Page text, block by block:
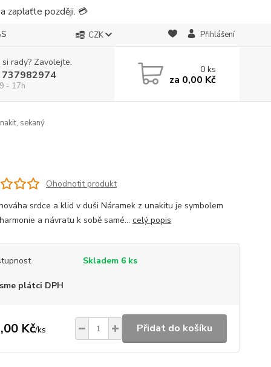
zaplaťte později. 💳
CZK Přihlášení
rady? Zavolejte.
737982974
- 17h
0ks
za 0,00 Kč
sekaný
Ohodnotit produkt
srdce a klid v duši Náramek z unakitu je symbolem
a návratu k sobě samé... celý popis
Skladem 6 ks
plátci DPH
Kč/ks Přidat do košíku